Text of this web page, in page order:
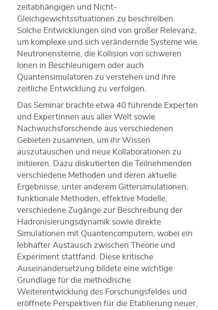
zeitabhängigen und Nicht-
Gleichgewichtssituationen zu beschreiben.
Solche Entwicklungen sind von großer Relevanz,
um komplexe und sich verändernde Systeme wie
Neutronensterne, die Kollision von schweren
Ionen in Beschleunigern oder auch
Quantensimulatoren zu verstehen und ihre
zeitliche Entwicklung zu verfolgen.
Das Seminar brachte etwa 40 führende Experten
und Expertinnen aus aller Welt sowie
Nachwuchsforschende aus verschiedenen
Gebieten zusammen, um ihr Wissen
auszutauschen und neue Kollaborationen zu
initiieren. Dazu diskutierten die Teilnehmenden
verschiedene Methoden und deren aktuelle
Ergebnisse, unter anderem Gittersimulationen,
funktionale Methoden, effektive Modelle,
verschiedene Zugänge zur Beschreibung der
Hadronisierungsdynamik sowie direkte
Simulationen mit Quantencomputern, wobei ein
lebhafter Austausch zwischen Theorie und
Experiment stattfand. Diese kritische
Auseinandersetzung bildete eine wichtige
Grundlage für die methodische
Weiterentwicklung des Forschungsfeldes und
eröffnete Perspektiven für die Etablierung neuer,